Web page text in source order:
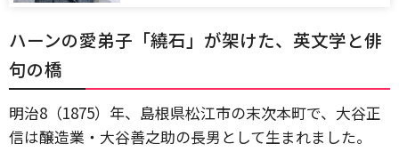
ハーンの愛弟子「繞石」が架けた、英文学と俳
句の橋
明治8（1875）年、島根県松江市の末次本町で、大谷正
信は醸造業・大谷善之助の長男として生まれました。